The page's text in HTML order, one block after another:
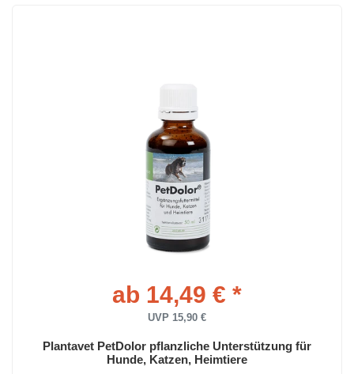
ab 14,49 € *
UVP 15,90 €
Plantavet PetDolor pflanzliche Unterstützung für
Hunde, Katzen, Heimtiere